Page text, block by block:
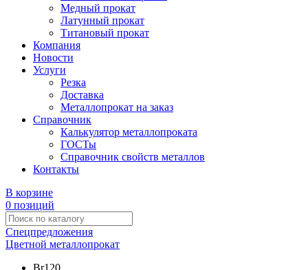
Медный прокат
Латунный прокат
Титановый прокат
Компания
Новости
Услуги
Резка
Доставка
Металлопрокат на заказ
Справочник
Калькулятор металлопроката
ГОСТы
Справочник свойств металлов
Контакты
В корзине
0 позиций
Спецпредложения
Цветной металлопрокат
Br120